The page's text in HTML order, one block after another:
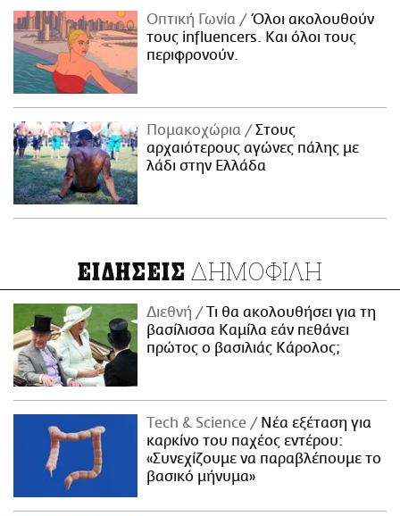
Οπτική Γωνία
Όλοι ακολουθούν
τους influencers. Και όλοι τους
περιφρονούν.
Πομακοχώρια
Στους
αρχαιότερους αγώνες πάλης με
λάδι στην Ελλάδα
ΕΙΔΗΣΕΙΣ ΔΗΜΟΦΙΛΗ
Διεθνή
Τι θα ακολουθήσει για τη
βασίλισσα Καμίλα εάν πεθάνει
πρώτος ο βασιλιάς Κάρολος;
Τech & Science
Νέα εξέταση για
καρκίνο του παχέος εντέρου:
«Συνεχίζουμε να παραβλέπουμε το
βασικό μήνυμα»